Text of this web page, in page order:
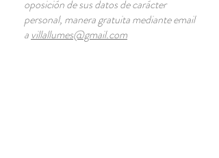
oposición de sus datos de carácter
personal, manera gratuita mediante email
a villallumes@gmail.com